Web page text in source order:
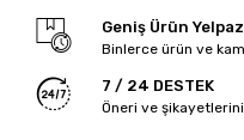
Geniş Ürün
Binlerce ürün ve
7 / 24 DESTEK
Öneri ve